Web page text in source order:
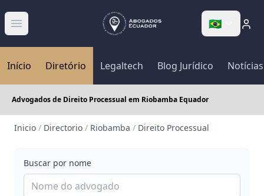
Abrir menú 🇧🇷
Início Diretório Legaltech Blog Jurídico Notícias
Advogados de Direito Processual em Riobamba Equador
Inicio / Directorio / Riobamba / Direito Processual
Buscar por nome